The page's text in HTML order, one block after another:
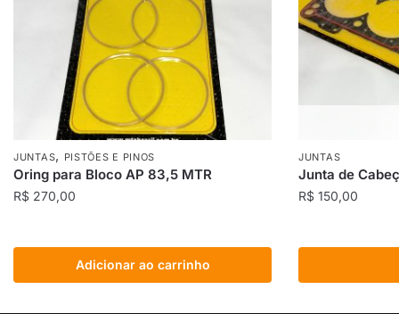
JUNTAS, PISTÕES E PINOS
Oring para Bloco AP 83,5 MTR
R$ 270,00
Adicionar ao carrinho
JUNTAS
Junta de
R$ 150,00